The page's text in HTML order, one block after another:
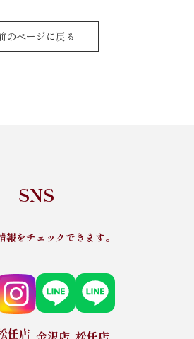
のページに戻る
SNS
報をチェックできます。
任店